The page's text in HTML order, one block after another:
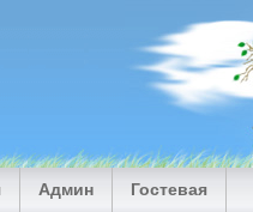
Админ Гостевая